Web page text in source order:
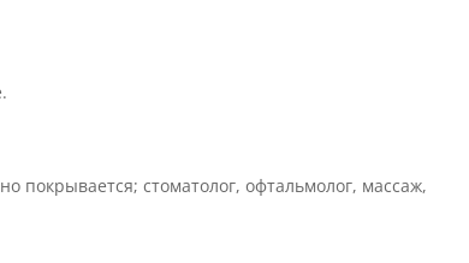
покрывается; стоматолог, офтальмолог, массаж,